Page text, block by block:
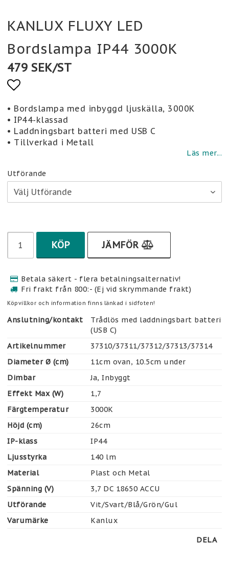
KANLUX FLUXY LED
Bordslampa IP44 3000K
479 SEK/ST
Lägg till i favoritlistan
• Bordslampa med inbyggd ljuskälla, 3000K
• IP44-klassad
• Laddningsbart batteri med USB C
• Tillverkad i Metall
Läs mer...
Utförande
KÖP JÄMFÖR
Betala säkert - flera betalningsalternativ!
Fri frakt från 800:- (Ej vid skrymmande frakt)
Köpvillkor och information finns länkad i sidfoten!
Anslutning/kontakt
Trådlös med laddningsbart batteri
(USB C)
Artikelnummer
37310/37311/37312/37313/37314
Diameter Ø (cm)
11cm ovan, 10.5cm under
Dimbar
Ja, Inbyggt
Effekt Max (W)
1,7
Färgtemperatur
3000K
Höjd (cm)
26cm
IP-klass
IP44
Ljusstyrka
140 lm
Material
Plast och Metal
Spänning (V)
3,7 DC 18650 ACCU
Utförande
Vit/Svart/Blå/Grön/Gul
Varumärke
Kanlux
DELA